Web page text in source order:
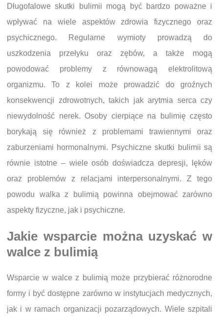
Długofalowe skutki bulimii mogą być bardzo poważne i
wpływać na wiele aspektów zdrowia fizycznego oraz
psychicznego. Regularne wymioty prowadzą do
uszkodzenia przełyku oraz zębów, a także mogą
powodować problemy z równowagą elektrolitową
organizmu. To z kolei może prowadzić do groźnych
konsekwencji zdrowotnych, takich jak arytmia serca czy
niewydolność nerek. Osoby cierpiące na bulimię często
borykają się również z problemami trawiennymi oraz
zaburzeniami hormonalnymi. Psychiczne skutki bulimii są
równie istotne – wiele osób doświadcza depresji, lęków
oraz problemów z relacjami interpersonalnymi. Z tego
powodu walka z bulimią powinna obejmować zarówno
aspekty fizyczne, jak i psychiczne.
Jakie wsparcie można uzyskać w
walce z bulimią
Wsparcie w walce z bulimią może przybierać różnorodne
formy i być dostępne zarówno w instytucjach medycznych,
jak i w ramach organizacji pozarządowych. Wiele szpitali